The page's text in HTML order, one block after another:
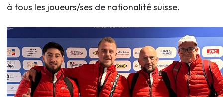
à tous les joueurs/ses de nationalité suisse.